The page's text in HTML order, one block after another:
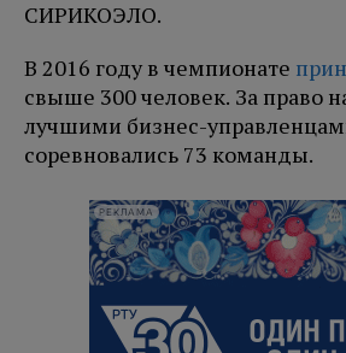
СИРИКОЭЛО.
В 2016 году в чемпионате
свыше 300 человек. За право
лучшими бизнес-
соревновались 73 команды.
РЕКЛАМА